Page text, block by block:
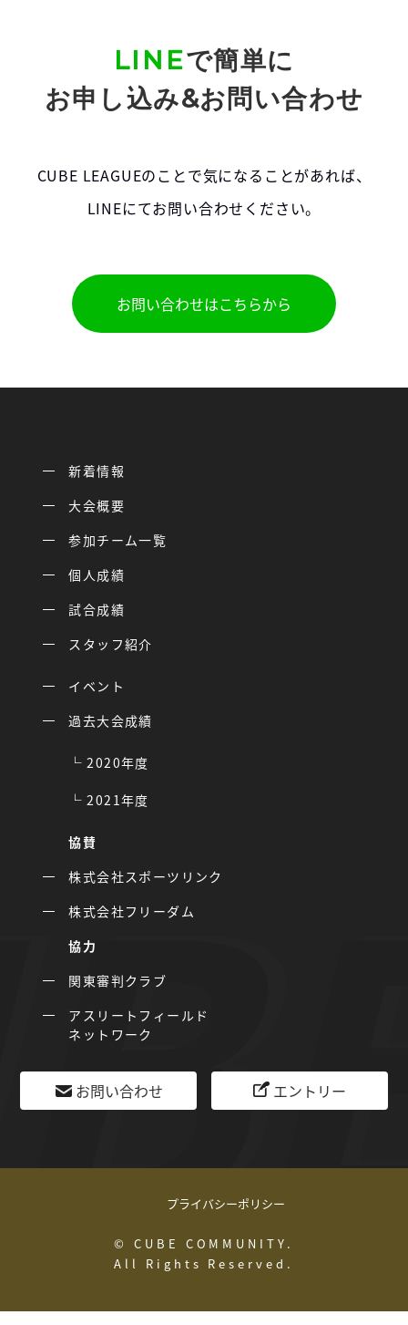
LINEで簡単に
お申し込み&お問い合わせ
CUBE LEAGUEのことで気になることがあれば、
LINEにてお問い合わせください。
お問い合わせはこちらから
新着情報
大会概要
参加チーム一覧
個人成績
試合成績
スタッフ紹介
イベント
過去大会成績
2020年度
2021年度
協賛
株式会社スポーツリンク
株式会社フリーダム
協力
関東審判クラブ
アスリートフィールド
ネットワーク
お問い合わせ エントリー
プライバシーポリシー
© CUBE COMMUNITY.
All Rights Reserved.